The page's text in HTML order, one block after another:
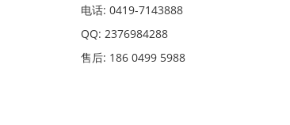
电话: 0419-7143888
QQ: 2376984288
售后: 186 0499 5988